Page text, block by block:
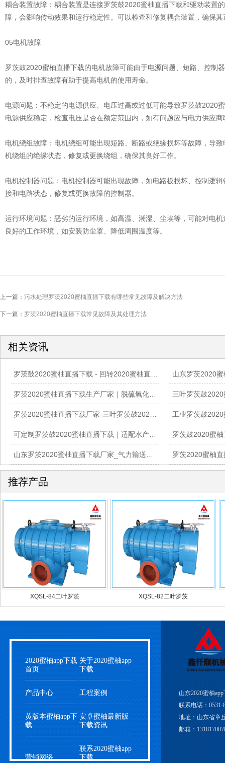
耦合装置故障：耦合装置是连接罗茨鼓2020蜜柚直播下载和驱动装置
障，会影响传动效果和运行稳定性。可以检查和修复耦合装置，确保
05电机故障
罗茨鼓2020蜜柚直播下载的电机故障可能由于电源问题、短路、控制
的，及时排查故障有助于提高电机的使用寿命。
电源问题：不稳定的电源供应、电压过高或过低可能导致罗茨鼓2020
电源供应稳定，检查电压是否在额定范围内，如有问题应与电力供应商
电机绕组故障：电机绕组可能出现短路、断路或绝缘损坏等故障，导
机绕组的绝缘状态，修复或更换绕组，确保其良好工作。
电机控制器问题：电机控制器可能出现故障，如电路板损坏、控制逻
接和电路状态，修复或更换故障的控制器。
运行环境问题：恶劣的运行环境，如高温、潮湿、尘埃等，可能对电
良好的工作环境，如安装防尘罩、降低周围温度等。
上一篇： 污水处理罗茨2020蜜柚直播下载有哪些常见故障及解决方法
下一篇： 罗茨2020蜜柚直播下载常见故障及其处理方法
相关资讯
推荐产品
XQSL-84二叶罗茨 XQSL-82二叶罗茨
2020蜜柚app下载
首页
关于2020蜜柚app
下载
产品中心 工程案例
黄版本蜜柚app下
载
安卓蜜柚最新版
下载资讯
营销网络
联系2020蜜柚app
下载
山东2020蜜柚
联系电话：0531-
地址：山东省章
邮箱：